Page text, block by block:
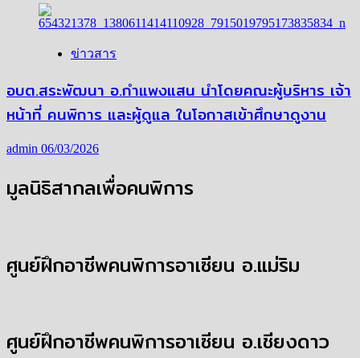
ข่าวสาร
อบต.สระพัฒนา อ.กำแพงแสน นำโดยคณะผู้บริหาร เจ้า
หน้าที่ คนพิการ และผู้ดูแล ในโอกาสเข้าศึกษาดูงาน
admin 06/03/2026
มูลนิธิสากลเพื่อคนพิการ
ศูนย์ฝึกอาชีพคนพิการอาเซียน อ.แม่ริม
ศูนย์ฝึกอาชีพคนพิการอาเซียน อ.เชียงดาว